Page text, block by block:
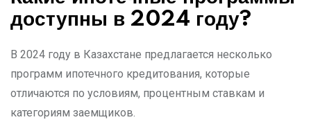
доступны в 2024 году?
В 2024 году в Казахстане предлагается несколько
программ ипотечного кредитования, которые
отличаются по условиям, процентным ставкам и
категориям заемщиков.